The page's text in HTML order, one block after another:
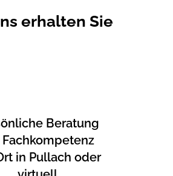
erhalten Sie
Beratung
in Pullach oder